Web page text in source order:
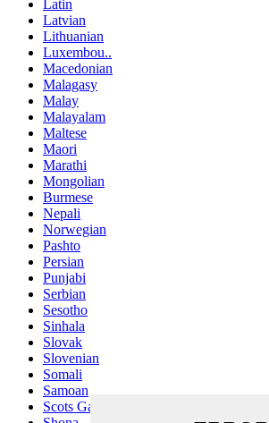
Latin
Latvian
Lithuanian
Luxembou..
Macedonian
Malagasy
Malay
Malayalam
Maltese
Maori
Marathi
Mongolian
Burmese
Nepali
Norwegian
Pashto
Persian
Punjabi
Serbian
Sesotho
Sinhala
Slovak
Slovenian
Somali
Samoan
Scots Gaelic